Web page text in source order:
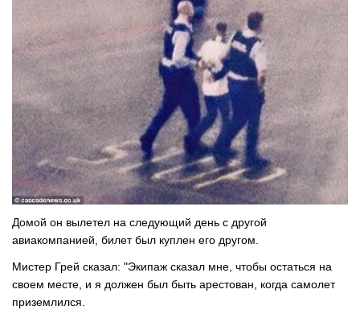
Домой он вылетел на следующий день с другой
авиакомпанией, билет был куплен его другом.
Мистер Грей сказал: "Экипаж сказал мне, чтобы остаться на
своем месте, и я должен был быть арестован, когда самолет
приземлился.